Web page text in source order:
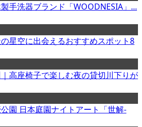
手洗器ブランド「WOODNESIA」...
星空に出会えるおすすめスポット8
高座椅子で楽しむ夜の貸切川下りが
園 日本庭園ナイトアート「世解-